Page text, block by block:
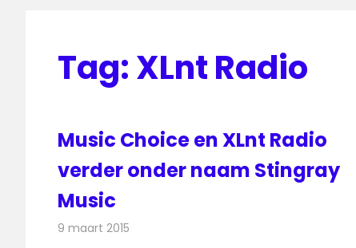
Tag:XLnt Radio
Music Choice en XLnt Radio
verder onder naam Stingray
Music
9 maart 2015